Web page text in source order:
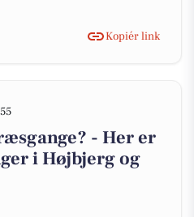
Kopiér link
- Her er
i Højbjerg og